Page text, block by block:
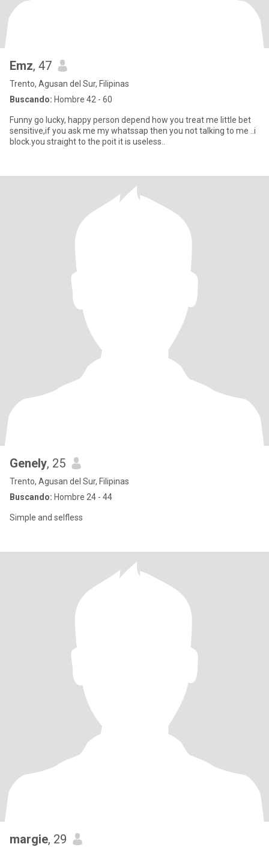
Emz, 47
Trento, Agusan del Sur, Filipinas
Buscando: Hombre 42 - 60
Funny go lucky, happy person depend how you treat me little bet
sensitive,if you ask me my whatssap then you not talking to me ..i
block.you straight to the poit it is useless..
Genely, 25
Trento, Agusan del Sur, Filipinas
Buscando: Hombre 24 - 44
Simple and selfless
margie, 29